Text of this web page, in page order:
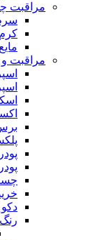
مراقبت
مراقبت و